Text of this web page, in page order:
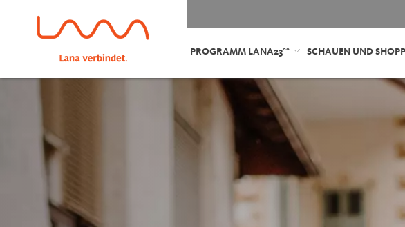
PROGRAMM LANA23°° SCHAUEN UND